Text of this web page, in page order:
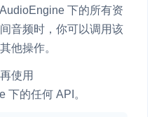
下的所有资
音频时，你可以调用该
他操作。
使用
下的任何 API。